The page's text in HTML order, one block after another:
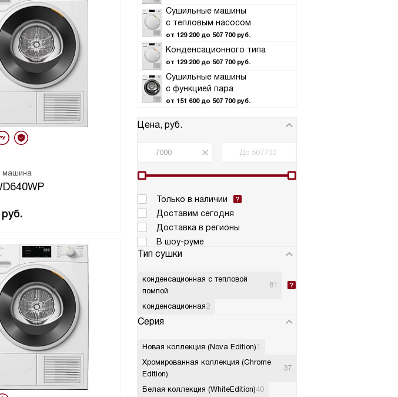
Сушильные машины
с тепловым насосом
от 129 200 до 507 700 руб.
Конденсационного типа
от 129 200 до 507 700 руб.
Сушильные машины
с функцией пара
от 151 600 до 507 700 руб.
Цена, руб.
Только в наличии
Доставим сегодня
Доставка в регионы
В шоу-руме
Тип сушки
конденсационная с тепловой
помпой
81
конденсационная2
Серия
Новая коллекция (Nova Edition)1
Хромированная коллекция (Chrome
Edition)
37
Белая коллекция (WhiteEdition)40
машина
руб.